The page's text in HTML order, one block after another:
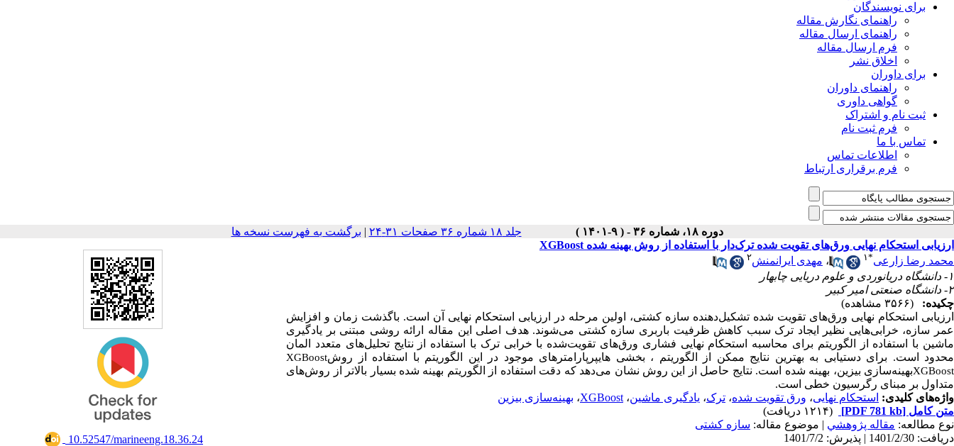
برای نویسندگان
راهنمای نگارش مقاله
راهنمای ارسال مقاله
فرم ارسال مقاله
اخلاق نشر
برای داوران
راهنمای داوران
گواهی داوری
ثبت نام و اشتراک
فرم ثبت نام
تماس با ما
اطلاعات تماس
فرم برقراری ارتباط
دوره ۱۸، شماره ۳۶ - ( ۹-۱۴۰۱ ) جلد ۱۸ شماره ۳۶ صفحات ۳۱-۲۴ | برگشت به فهرست نسخه ها
‎ 10.52547/marineeng.18.36.24
ارزیابی استحکام نهایی ورق‌های تقویت شده ترک‌دار با استفاده از روش بهینه شده XGBoost
محمد رضا زارعی*۱ ، مهدی ایرانمنش۲
۱- دانشگاه دریانوردی و علوم دریایی چابهار
۲- دانشگاه صنعتی امیر کبیر
چکیده:
(۳۵۶۶ مشاهده)
ارزیابی استحکام نهایی ورق‌های تقویت شده تشکیل‌دهنده سازه کشتی، اولین مرحله در ارزیابی استحکام نهایی آن است. باگذشت زمان و افزایش
عمر سازه، خرابی‌هایی نظیر ایجاد ترک سبب کاهش ظرفیت باربری سازه کشتی می‌شوند. هدف اصلی این مقاله ارائه روشی مبتنی بر یادگیری
ماشین با استفاده از الگوریتم برای محاسبه استحکام نهایی فشاری ورق‌های تقویت‌شده با خرابی ترک با استفاده از نتایج تحلیل‌های متعدد المان
محدود است. برای دستیابی به بهترین نتایج ممکن از الگوریتم
XGBoost، بخشی هایپرپارامترهای موجود در این الگوریتم با استفاده از روش
بهینه‌سازی بیزین، بهینه شده است. نتایج حاصل از این روش نشان می‌دهد که دقت استفاده از الگوریتم بهینه شدهXGBoost
بسیار بالاتر از روش‌های
متداول بر مبنای رگرسیون خطی است.
واژه‌های کلیدی: استحکام نهایی، ورق تقویت شده، ترک، یادگیری ماشین، XGBoost، بهینه‌سازی بیزین
متن کامل [PDF 781 kb]
(۱۲۱۴ دریافت)
نوع مطالعه: مقاله پژوهشي | موضوع مقاله: سازه کشتی
دریافت: 1401/2/30 | پذیرش: 1401/7/2